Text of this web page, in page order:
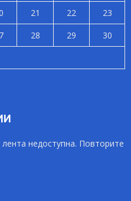
21 22
23
28 29
30
недоступна. Повторите